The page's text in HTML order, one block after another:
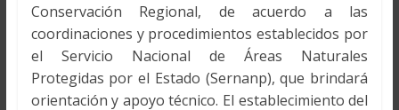
Conservación Regional, de acuerdo a las
coordinaciones y procedimientos establecidos por
el Servicio Nacional de Áreas Naturales
Protegidas por el Estado (Sernanp), que brindará
orientación y apoyo técnico. El establecimiento del